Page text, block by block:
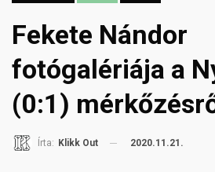
Fekete Nándor
fotógalériája a
(0:1)
Írta: Klikk Out 2020.11.21.